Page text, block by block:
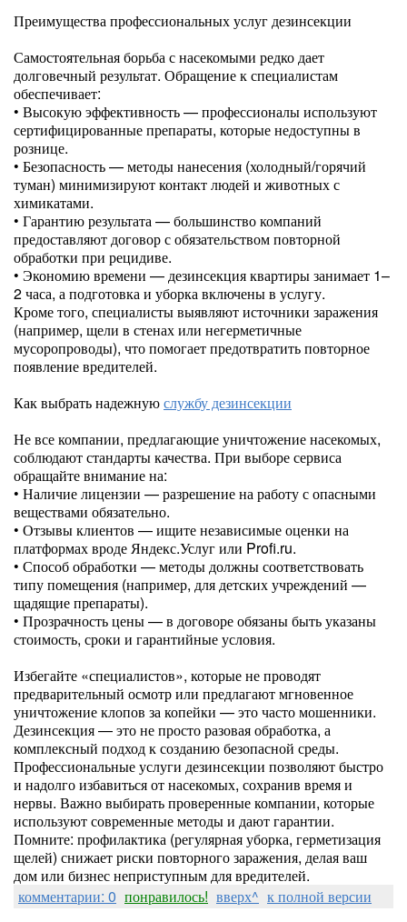
Преимущества профессиональных услуг дезинсекции
Самостоятельная борьба с насекомыми редко дает
долговечный результат. Обращение к специалистам
обеспечивает:
• Высокую эффективность — профессионалы используют
сертифицированные препараты, которые недоступны в
рознице.
• Безопасность — методы нанесения (холодный/горячий
туман) минимизируют контакт людей и животных с
химикатами.
• Гарантию результата — большинство компаний
предоставляют договор с обязательством повторной
обработки при рецидиве.
• Экономию времени — дезинсекция квартиры занимает 1–
2 часа, а подготовка и уборка включены в услугу.
Кроме того, специалисты выявляют источники заражения
(например, щели в стенах или негерметичные
мусоропроводы), что помогает предотвратить повторное
появление вредителей.
Как выбрать надежнуюслужбу дезинсекции
Не все компании, предлагающие уничтожение насекомых,
соблюдают стандарты качества. При выборе сервиса
обращайте внимание на:
• Наличие лицензии — разрешение на работу с опасными
веществами обязательно.
• Отзывы клиентов — ищите независимые оценки на
платформах вроде Яндекс.Услуг или Profi.ru.
• Способ обработки — методы должны соответствовать
типу помещения (например, для детских учреждений —
щадящие препараты).
• Прозрачность цены — в договоре обязаны быть указаны
стоимость, сроки и гарантийные условия.
Избегайте «специалистов», которые не проводят
предварительный осмотр или предлагают мгновенное
уничтожение клопов за копейки — это часто мошенники.
Дезинсекция — это не просто разовая обработка, а
комплексный подход к созданию безопасной среды.
Профессиональные услуги дезинсекции позволяют быстро
и надолго избавиться от насекомых, сохранив время и
нервы. Важно выбирать проверенные компании, которые
используют современные методы и дают гарантии.
Помните: профилактика (регулярная уборка, герметизация
щелей) снижает риски повторного заражения, делая ваш
дом или бизнес неприступным для вредителей.
комментарии: 0 понравилось! вверх^ к полной версии